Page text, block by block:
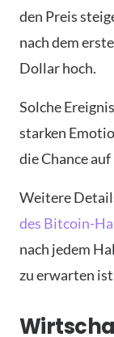
den Preis
nach dem
Dollar hoch.
Solche
starken
die Chance
Weitere
des Bitcoin-
nach jedem
zu erwarten